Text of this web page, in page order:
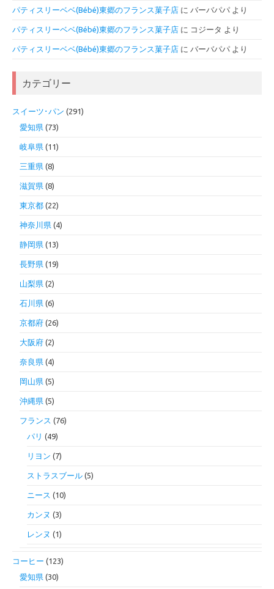
パティスリーベベ(Bébé)東郷のフランス菓子店 に バーバパパ より
パティスリーベベ(Bébé)東郷のフランス菓子店 に コジータ より
パティスリーベベ(Bébé)東郷のフランス菓子店 に バーバパパ より
カテゴリー
スイーツ･パン (291)
愛知県 (73)
岐阜県 (11)
三重県 (8)
滋賀県 (8)
東京都 (22)
神奈川県 (4)
静岡県 (13)
長野県 (19)
山梨県 (2)
石川県 (6)
京都府 (26)
大阪府 (2)
奈良県 (4)
岡山県 (5)
沖縄県 (5)
フランス (76)
パリ (49)
リヨン (7)
ストラスブール (5)
ニース (10)
カンヌ (3)
レンヌ (1)
コーヒー (123)
愛知県 (30)